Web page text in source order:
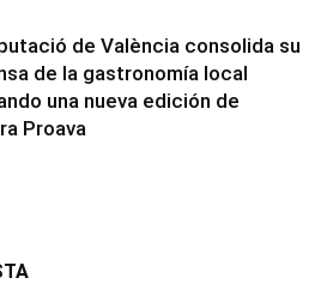
de València consolida su
de la gastronomía local
una nueva edición de
Proava